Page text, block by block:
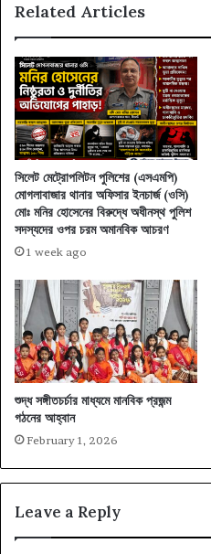
Related Articles
সিলেট মেট্রোপলিটন পুলিশের (এসএমপি)
মোগলাবাজার থানার অফিসার ইনচার্জ (ওসি)
মোঃ মনির হোসেনের বিরুদ্ধে অধীনস্থ পুলিশ
সদস্যদের ওপর চরম অমানবিক আচরণ
1 week ago
শুদ্ধ সঙ্গীতচর্চার মাধ্যমে মানবিক প্রজন্ম
গঠনের আহ্বান
February 1, 2026
Leave a Reply